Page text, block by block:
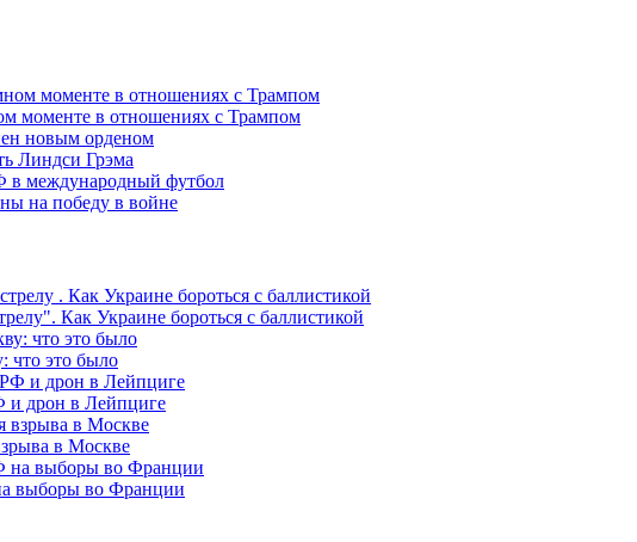
моменте в отношениях с Трампом
новым орденом
Линдси Грэма
международный футбол
на победу в войне
Как Украине бороться с баллистикой
что это было
и дрон в Лейпциге
в Москве
выборы во Франции